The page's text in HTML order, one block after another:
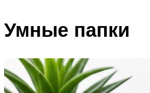
Умные папки